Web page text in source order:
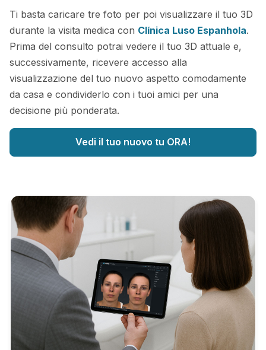
Ti basta caricare tre foto per poi visualizzare il tuo 3D
durante la visita medica con Clínica Luso Espanhola.
Prima del consulto potrai vedere il tuo 3D attuale e,
successivamente, ricevere accesso alla
visualizzazione del tuo nuovo aspetto comodamente
da casa e condividerlo con i tuoi amici per una
decisione più ponderata.
Vedi il tuo nuovo tu ORA!